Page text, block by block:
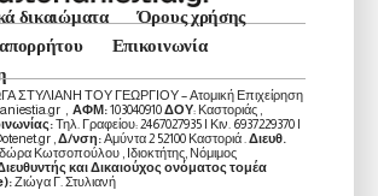
δικαιώματα
Όρους χρήσης
Επικοινωνία
ΣΤΥΛΙΑΝΗ ΤΟΥ ΓΕΩΡΓΙΟΥ – Ατομική Επιχείρηση
, ΑΦΜ:103040910ΔΟΥ: Καστοριάς ,
Τηλ. Γραφείου: 2467027935 | Κιν. 6937229370 |
, Δ/νση:Αμύντα 2 52100 Καστοριά . Διευθ.
Κωτσοπούλου , Ιδιοκτήτης, Νόμιμος
και Δικαιούχος ονόματος τομέα
Ζιώγα Γ. Στυλιανή